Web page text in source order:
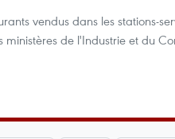
vendus dans les stations-
ministères de l'Industrie et du